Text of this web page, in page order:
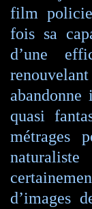
film
fois sa
d’une
abandonne
quasi
métrages
d’images